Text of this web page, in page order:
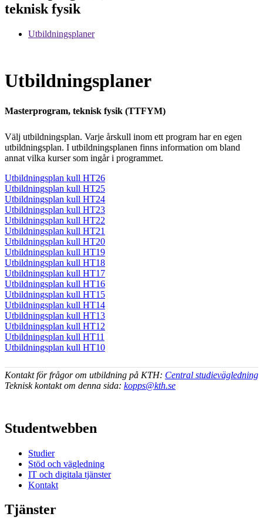
teknisk fysik
Utbildningsplaner
Utbildningsplaner
Masterprogram, teknisk fysik (TTFYM)
Välj utbildningsplan. Varje årskull inom ett program har en egen
utbildningsplan. I utbildningsplanen finns information om bland
annat vilka kurser som ingår i programmet.
Utbildningsplan kull HT26
Utbildningsplan kull HT25
Utbildningsplan kull HT24
Utbildningsplan kull HT23
Utbildningsplan kull HT22
Utbildningsplan kull HT21
Utbildningsplan kull HT20
Utbildningsplan kull HT19
Utbildningsplan kull HT18
Utbildningsplan kull HT17
Utbildningsplan kull HT16
Utbildningsplan kull HT15
Utbildningsplan kull HT14
Utbildningsplan kull HT13
Utbildningsplan kull HT12
Utbildningsplan kull HT11
Utbildningsplan kull HT10
Kontakt för frågor om utbildning på KTH: Central studievägledning
Teknisk kontakt om denna sida: kopps@kth.se
Studentwebben
Studier
Stöd och vägledning
IT och digitala tjänster
Kontakt
Tjänster